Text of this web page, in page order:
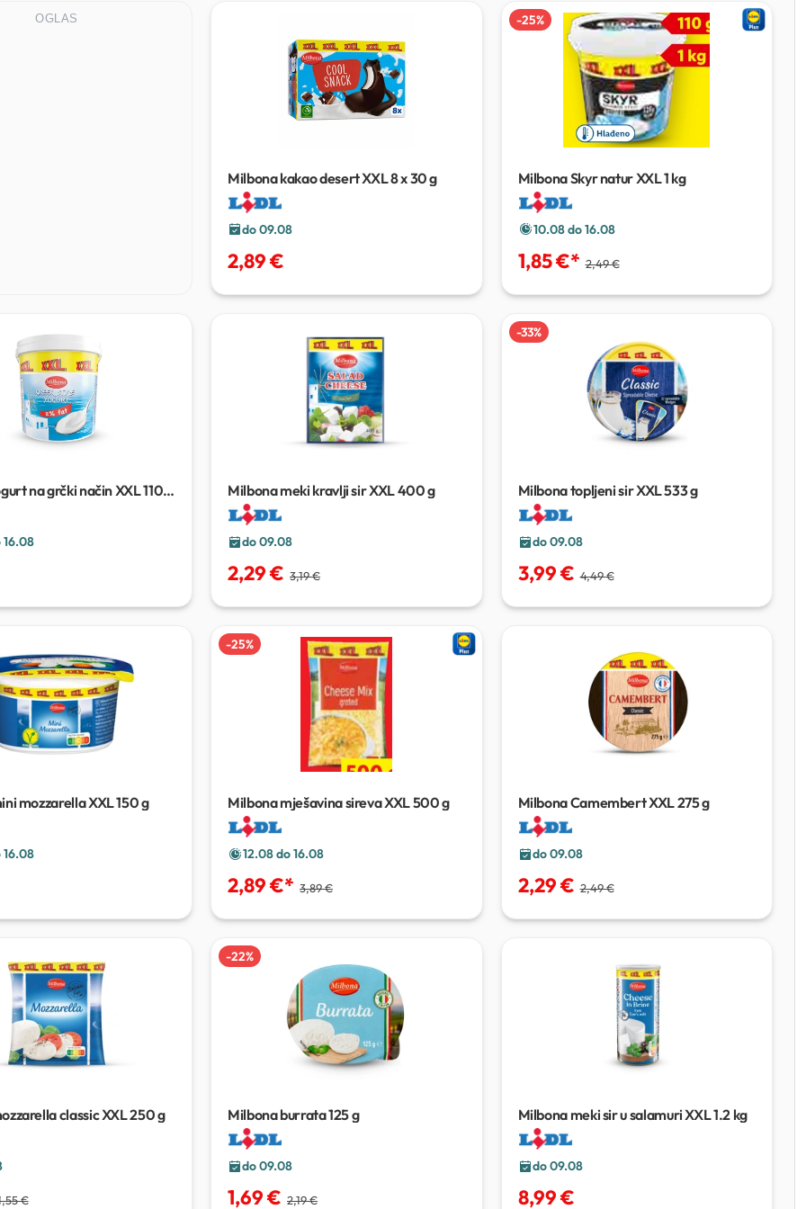
OGLAS
Milbona kakao desert XXL8 x 30 g
do 09.08
2,89 €
-25%
Milbona Skyr natur XXL1 kg
10.08 do 16.08
1,85 €* 2,49 €
na grčki način XXL1100
16.08
Milbona meki kravlji sir XXL400 g
do 09.08
2,29 € 3,19 €
-33%
Milbona topljeni sir XXL533 g
do 09.08
3,99 € 4,49 €
mozzarella XXL150 g
16.08
-25%
Milbona mješavina sireva XXL500 g
12.08 do 16.08
2,89 €* 3,89 €
Milbona Camembert XXL275 g
do 09.08
2,29 € 2,49 €
classic XXL250 g
€
-22%
Milbona burrata125 g
do 09.08
1,69 € 2,19 €
Milbona meki sir u salamuri XXL1.2 kg
do 09.08
8,99 €